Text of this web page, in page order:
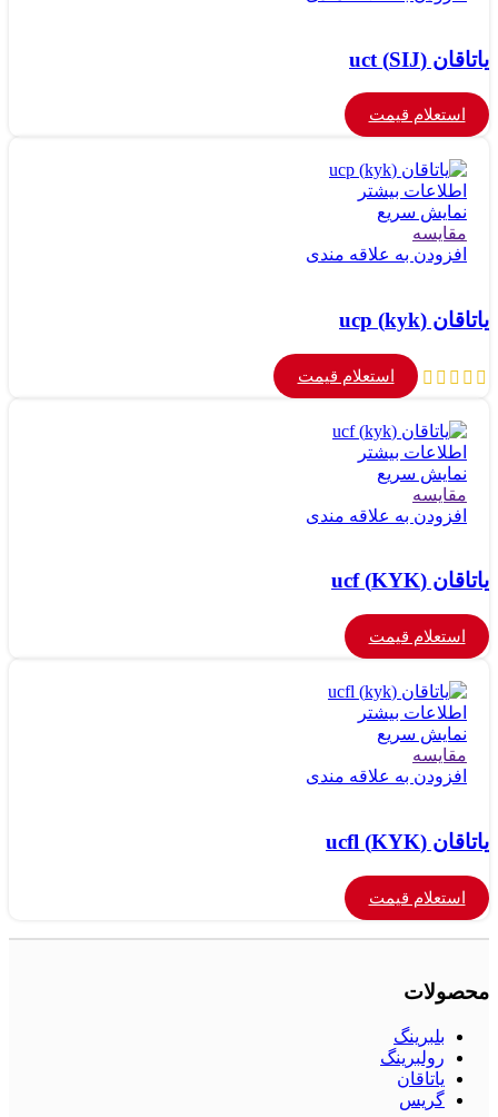
یاتاقان (SIJ) uct
استعلام قیمت
اطلاعات بیشتر
نمایش سریع
مقايسه
افزودن به علاقه مندی
یاتاقان (kyk) ucp
استعلام قیمت
اطلاعات بیشتر
نمایش سریع
مقايسه
افزودن به علاقه مندی
یاتاقان (KYK) ucf
استعلام قیمت
اطلاعات بیشتر
نمایش سریع
مقايسه
افزودن به علاقه مندی
یاتاقان (KYK) ucfl
استعلام قیمت
محصولات
بلبرینگ
رولبرینگ
یاتاقان
گریس